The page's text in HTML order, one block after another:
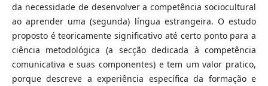
da necessidade de desenvolver a competência sociocultural
ao aprender uma (segunda) língua estrangeira. O estudo
proposto é teoricamente significativo até certo ponto para a
ciência metodológica (a secção dedicada à competência
comunicativa e suas componentes) e tem um valor pratico,
porque descreve a experiência específica da formação e